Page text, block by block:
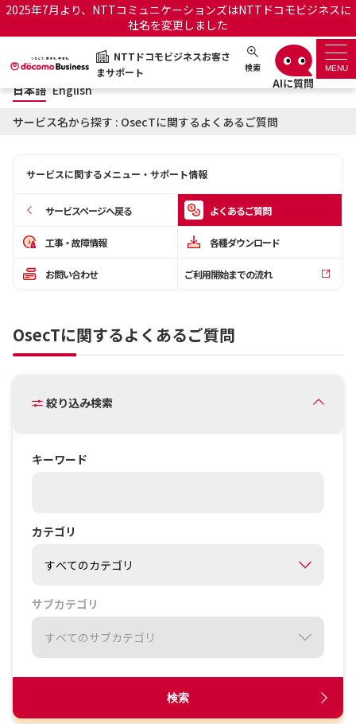
2025年7月より、NTTコミュニケーションズはNTTドコモビジネスに
社名を変更しました
NTTドコモビジネスお客さ
まサポート
検索 MENU
NTTドコモビジネスお客さまサポート 日本語 English
サポートトップ
お知らせ サポートサイトの使い方
OCNのお客さまはこちら
工事・故障情報通知サー
オフィシャルサイト
日本語 English
サービス名から探す : OsecTに関するよくあるご質問
サービスに関するメニュー・サポート情報
サービスページへ戻る よくあるご質問
工事・故障情報 各種ダウンロード
お問い合わせ ご利用開始までの流れ
OsecTに関するよくあるご質問
絞り込み検索
キーワード
カテゴリ
サブカテゴリ
検索